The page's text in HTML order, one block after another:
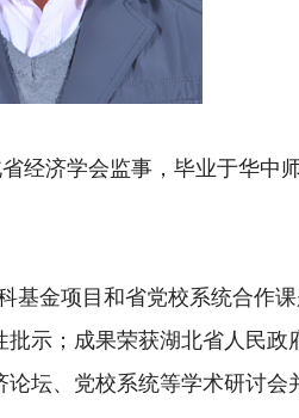
省经济学会监事，毕业于华中
基金项目和省党校系统合作
批示 ；成果荣获湖北省人民
论坛、党校系统等学术研讨会